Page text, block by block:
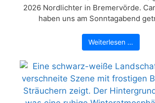
2026 Nordlichter in Bremervörde.
haben uns am Sonntagabend
Weiterlesen …